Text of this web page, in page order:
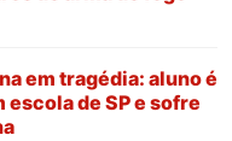
em tragédia: aluno é
escola de SP e sofre